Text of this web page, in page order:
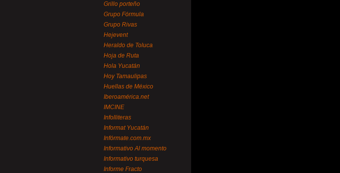
Grillo porteño
Grupo Fórmula
Grupo Rivas
Hejevent
Heraldo de Toluca
Hoja de Ruta
Hola Yucatán
Hoy Tamaulipas
Huellas de México
Iberoamérica.net
IMCINE
Infolliteras
Informat Yucatán
Infórmate.com.mx
Informativo Al momento
Informativo turquesa
Informe Fracto